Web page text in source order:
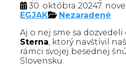
30. októbra 20247.
EGJAK
Nezaradené
Aj o nej sme sa dozvedeli
Sterna, ktorý navštívil
rámci svojej besednej
Slovensku.